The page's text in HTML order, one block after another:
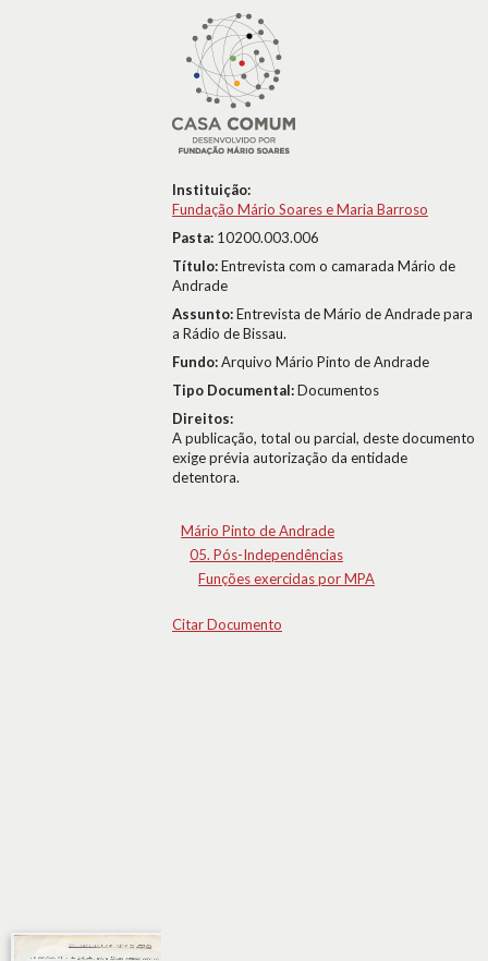
Instituição:
Fundação Mário Soares e Maria Barroso
Pasta: 10200.003.006
Título:Entrevista com o camarada Mário de
Andrade
Assunto:Entrevista de Mário de Andrade para
a Rádio de Bissau.
Fundo:Arquivo Mário Pinto de Andrade
Tipo Documental:Documentos
Direitos:
A publicação, total ou parcial, deste documento
exige prévia autorização da entidade
detentora.
Mário Pinto de Andrade
05. Pós-Independências
Funções exercidas por MPA
Citar Documento